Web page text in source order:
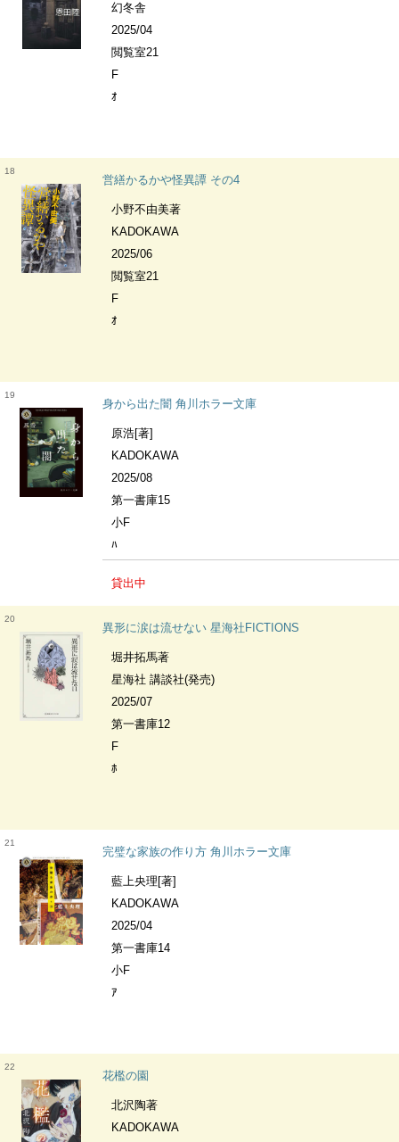
幻冬舎
2025/04
閲覧室21
F
ｵ
18
営繕かるかや怪異譚 その4
小野不由美著
KADOKAWA
2025/06
閲覧室21
F
ｵ
19
身から出た闇 角川ホラー文庫
原浩[著]
KADOKAWA
2025/08
第一書庫15
小F
ﾊ
貸出中
20
異形に涙は流せない 星海社FICTIONS
堀井拓馬著
星海社 講談社(発売)
2025/07
第一書庫12
F
ﾎ
21
完璧な家族の作り方 角川ホラー文庫
藍上央理[著]
KADOKAWA
2025/04
第一書庫14
小F
ｱ
22
花檻の園
北沢陶著
KADOKAWA